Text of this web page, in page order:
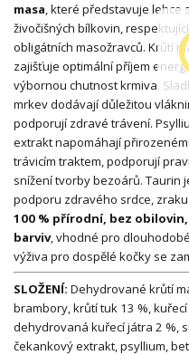
masa , které představuje
živočišných bílkovin,
obligátních masožravců. Krůtí
zajišťuje optimální příjem
výbornou chutnost krmiva.
mrkev dodávají důležitou
podporují zdravé trávení.
extrakt napomáhají
trávicím traktem, podporují
snížení tvorby bezoárů. Taurin
podporu zdravého srdce,
100 % přírodní, bez
barviv, vhodné pro
výživa pro dospělé kočky se
SLOŽENÍ: Dehydrované krůtí
brambory, krůtí tuk 13 %,
dehydrovaná kuřecí játra 2 %,
čekankový extrakt, psyllium,